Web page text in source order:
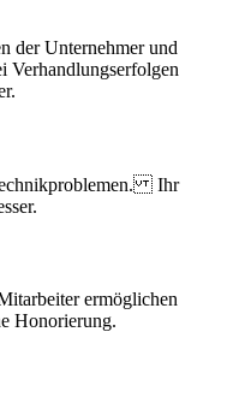
der Unternehmer und
Verhandlungserfolgen
Ihr
ermöglichen
Honorierung.